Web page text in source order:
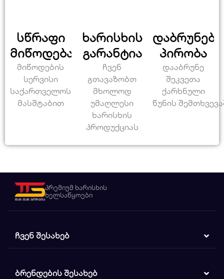
სწრაფი
მიწოდება
მიწოდების
სერვისი
საქართველოს
მასშტაბით
ხარისხის
გარანტია
ჩვენ
გთავაზობთ
მხოლოდ
უმაღლესი
ხარისხის
პროდუქციას
პირობა
დააბრუნე
შეკვეთა
ქარხნული
წუნის
პრემიუმ ხარისხის
ხელსაწყოები
ᲩᲕᲔᲜ ᲨᲔᲡᲐᲮᲔᲑ
ᲑᲠᲔᲜᲓᲔᲑᲘᲡ ᲨᲔᲡᲐᲮᲔᲑ